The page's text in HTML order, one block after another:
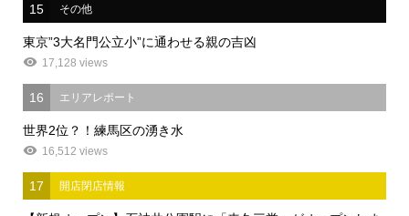
15 その他
東京”3大名門公立小”に通わせる親の吉凶
17,128 views
16 エリアレポート
世界2位？！練馬区の湧き水
16,512 views
17 開店閉店情報